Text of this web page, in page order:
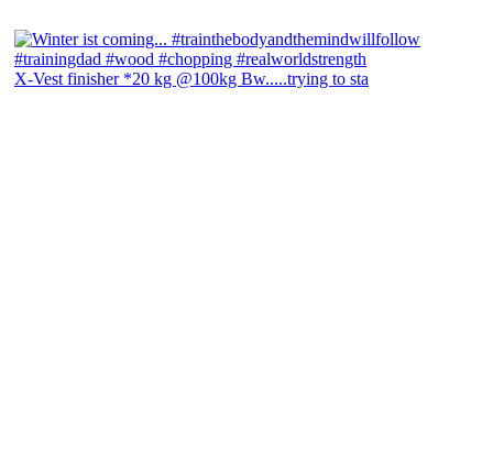
X-Vest finisher *20 kg @100kg Bw.....trying to sta